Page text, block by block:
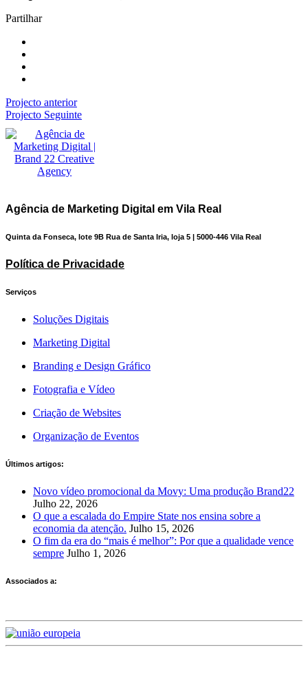
Partilhar
Projecto anterior
Projecto Seguinte
Agência de Marketing Digital em Vila Real
Quinta da Fonseca, lote 9B Rua de Santa Iria, loja 5 | 5000-446 Vila Real
Política de Privacidade
Serviços
Soluções Digitais
Marketing Digital
Branding e Design Gráfico
Fotografia e Vídeo
Criação de Websites
Organização de Eventos
Últimos artigos:
Novo vídeo promocional da Movy: Uma produção Brand22
Julho 22, 2026
O que a escalada do Empire State nos ensina sobre a
economia da atenção. Julho 15, 2026
O fim da era do “mais é melhor”: Por que a qualidade vence
sempre Julho 1, 2026
Associados a: